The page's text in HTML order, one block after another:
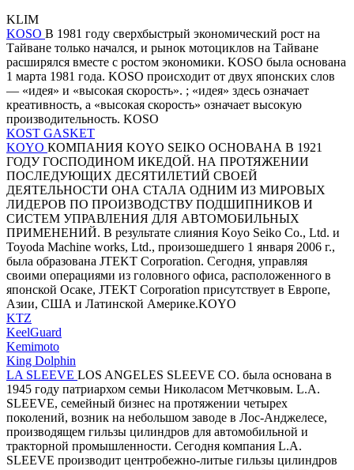
KLIM
KOSO В 1981 году сверхбыстрый экономический рост на
Тайване только начался, и рынок мотоциклов на Тайване
расширялся вместе с ростом экономики. KOSO была основана
1 марта 1981 года. KOSO происходит от двух японских слов
— «идея» и «высокая скорость». ; «идея» здесь означает
креативность, а «высокая скорость» означает высокую
производительность. KOSO
KOST GASKET
KOYO КОМПАНИЯ KOYO SEIKO ОСНОВАНА В 1921
ГОДУ ГОСПОДИНОМ ИКЕДОЙ. НА ПРОТЯЖЕНИИ
ПОСЛЕДУЮЩИХ ДЕСЯТИЛЕТИЙ СВОЕЙ
ДЕЯТЕЛЬНОСТИ ОНА СТАЛА ОДНИМ ИЗ МИРОВЫХ
ЛИДЕРОВ ПО ПРОИЗВОДСТВУ ПОДШИПНИКОВ И
СИСТЕМ УПРАВЛЕНИЯ ДЛЯ АВТОМОБИЛЬНЫХ
ПРИМЕНЕНИЙ. В результате слияния Koyo Seiko Co., Ltd. и
Toyoda Machine works, Ltd., произошедшего 1 января 2006 г.,
была образована JTEKT Corporation. Сегодня, управляя
своими операциями из головного офиса, расположенного в
японской Осаке, JTEKT Corporation присутствует в Европе,
Азии, США и Латинской Америке.KOYO
KTZ
KeelGuard
Kemimoto
King Dolphin
LA SLEEVE LOS ANGELES SLEEVE CO. была основана в
1945 году патриархом семьи Николасом Метчковым. L.A.
SLEEVE, семейный бизнес на протяжении четырех
поколений, возник на небольшом заводе в Лос-Анджелесе,
производящем гильзы цилиндров для автомобильной и
тракторной промышленности. Сегодня компания L.A.
SLEEVE производит центробежно-литые гильзы цилиндров